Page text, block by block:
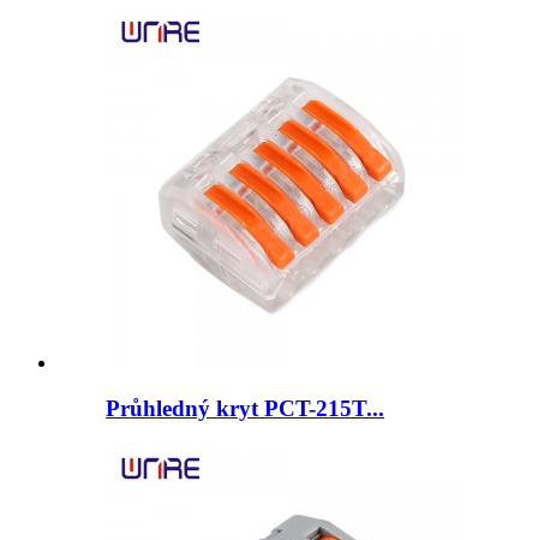
Průhledný kryt PCT-215T...